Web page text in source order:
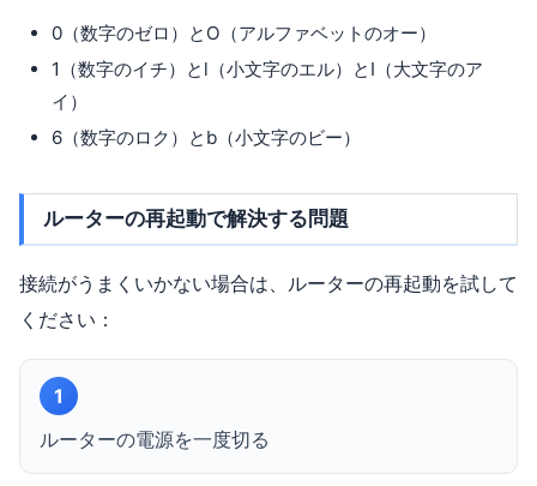
0（数字のゼロ）とO（アルファベットのオー）
1（数字のイチ）とl（小文字のエル）とI（大文字のア
イ）
6（数字のロク）とb（小文字のビー）
ルーターの再起動で解決する問題
接続がうまくいかない場合は、ルーターの再起動を試して
ください：
1
ルーターの電源を一度切る